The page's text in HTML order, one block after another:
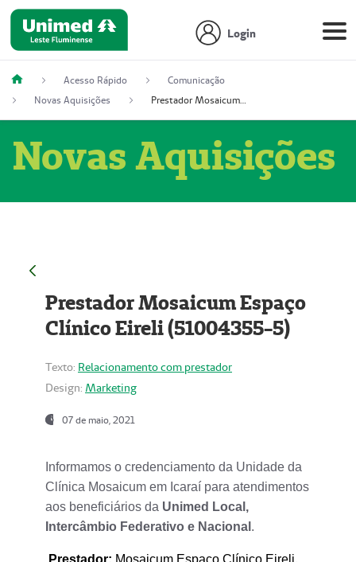
Login
Acesso Rápido
Comunicação
Novas Aquisições
Prestador Mosaicum Espaço Clínico Eireli (51004355-5)
Novas Aquisições
Prestador Mosaicum Espaço
Clínico Eireli (51004355-5)
Texto: Relacionamento com prestador
Design: Marketing
07 de maio, 2021
Informamos o credenciamento da Unidade da
Clínica Mosaicum em Icaraí para atendimentos
aos beneficiários da Unimed Local,
Intercâmbio Federativo e Nacional .